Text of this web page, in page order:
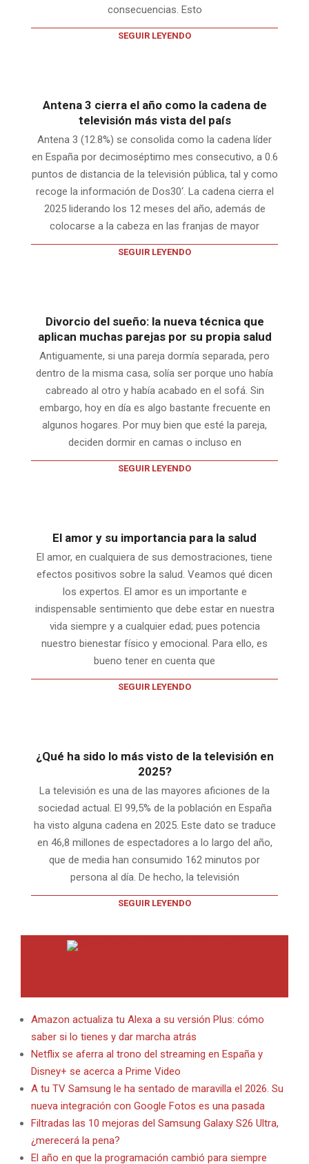
consecuencias. Esto
SEGUIR LEYENDO
Antena 3 cierra el año como la cadena de
televisión más vista del país
Antena 3 (12.8%) se consolida como la cadena líder
en España por decimoséptimo mes consecutivo, a 0.6
puntos de distancia de la televisión pública, tal y como
recoge la información de Dos30‘. La cadena cierra el
2025 liderando los 12 meses del año, además de
colocarse a la cabeza en las franjas de mayor
SEGUIR LEYENDO
Divorcio del sueño: la nueva técnica que
aplican muchas parejas por su propia salud
Antiguamente, si una pareja dormía separada, pero
dentro de la misma casa, solía ser porque uno había
cabreado al otro y había acabado en el sofá. Sin
embargo, hoy en día es algo bastante frecuente en
algunos hogares. Por muy bien que esté la pareja,
deciden dormir en camas o incluso en
SEGUIR LEYENDO
El amor y su importancia para la salud
El amor, en cualquiera de sus demostraciones, tiene
efectos positivos sobre la salud. Veamos qué dicen
los expertos. El amor es un importante e
indispensable sentimiento que debe estar en nuestra
vida siempre y a cualquier edad; pues potencia
nuestro bienestar físico y emocional. Para ello, es
bueno tener en cuenta que
SEGUIR LEYENDO
¿Qué ha sido lo más visto de la televisión en
2025?
La televisión es una de las mayores aficiones de la
sociedad actual. El 99,5% de la población en España
ha visto alguna cadena en 2025. Este dato se traduce
en 46,8 millones de espectadores a lo largo del año,
que de media han consumido 162 minutos por
persona al día. De hecho, la televisión
SEGUIR LEYENDO
Amazon actualiza tu Alexa a su versión Plus: cómo
saber si lo tienes y dar marcha atrás
Netflix se aferra al trono del streaming en España y
Disney+ se acerca a Prime Video
A tu TV Samsung le ha sentado de maravilla el 2026. Su
nueva integración con Google Fotos es una pasada
Filtradas las 10 mejoras del Samsung Galaxy S26 Ultra,
¿merecerá la pena?
El año en que la programación cambió para siempre